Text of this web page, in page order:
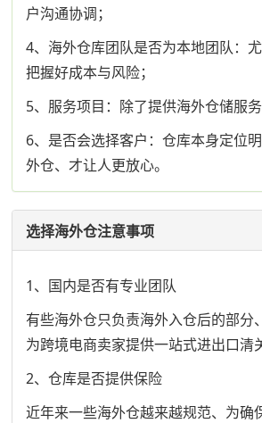
户沟通协调；
4、海外仓库团队是否为本地团队：
把握好成本与风险；
5、服务项目：除了提供海外仓储服
6、是否会选择客户：仓库本身定位
外仓、才让人更放心。
选择海外仓注意事项
1、国内是否有专业团队
有些海外仓只负责海外入仓后的部
为跨境电商卖家提供一站式进出口清
2、仓库是否提供保险
近年来一些海外仓越来越规范、为